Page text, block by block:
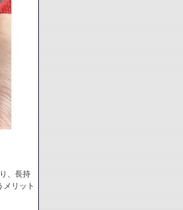
、長持
リット